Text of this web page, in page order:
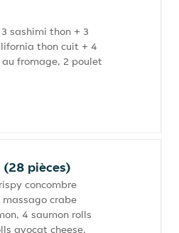
sashimi thon + 3
thon cuit + 4
fromage, 2 poulet
pièces)
concombre
crabe
4 saumon rolls
avocat cheese.